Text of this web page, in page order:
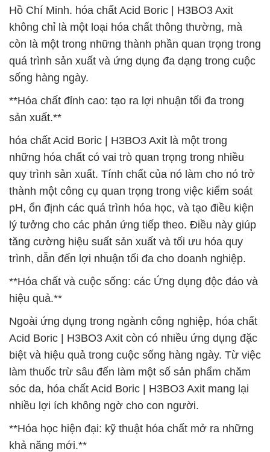
Hồ Chí Minh. hóa chất Acid Boric | H3BO3 Axit
không chỉ là một loại hóa chất thông thường, mà
còn là một trong những thành phần quan trọng trong
quá trình sản xuất và ứng dụng đa dạng trong cuộc
sống hàng ngày.
**Hóa chất đỉnh cao: tạo ra lợi nhuận tối đa trong
sản xuất.**
hóa chất Acid Boric | H3BO3 Axit là một trong
những hóa chất có vai trò quan trọng trong nhiều
quy trình sản xuất. Tính chất của nó làm cho nó trở
thành một công cụ quan trọng trong việc kiểm soát
pH, ổn định các quá trình hóa học, và tạo điều kiện
lý tưởng cho các phản ứng tiếp theo. Điều này giúp
tăng cường hiệu suất sản xuất và tối ưu hóa quy
trình, dẫn đến lợi nhuận tối đa cho doanh nghiệp.
**Hóa chất và cuộc sống: các Ứng dụng độc đáo và
hiệu quả.**
Ngoài ứng dụng trong ngành công nghiệp, hóa chất
Acid Boric | H3BO3 Axit còn có nhiều ứng dụng đặc
biệt và hiệu quả trong cuộc sống hàng ngày. Từ việc
làm thuốc trừ sâu đến làm một số sản phẩm chăm
sóc da, hóa chất Acid Boric | H3BO3 Axit mang lại
nhiều lợi ích không ngờ cho con người.
**Hóa học hiện đại: kỹ thuật hóa chất mở ra những
khả năng mới.**